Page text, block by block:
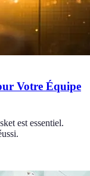
Votre Équipe
est essentiel.